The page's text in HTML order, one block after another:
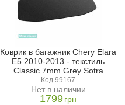
Коврик в багажник Chery Elara
E5 2010-2013 - текстиль
Classic 7mm Grey Sotra
Код 99167
Нет в наличии
1799грн